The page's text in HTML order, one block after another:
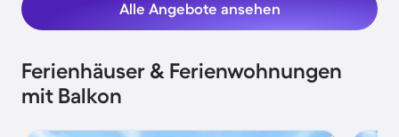
Alle Angebote ansehen
Ferienhäuser & Ferienwohnungen
mit Balkon